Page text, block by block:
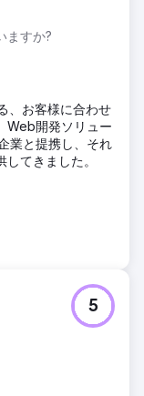
ますか?
お客様に合わせ
Web開発ソリュー
業と提携し、それ
てきました。
5